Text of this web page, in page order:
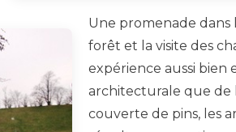
Une promenade dans
forêt et la visite des
expérience aussi bien
architecturale que de
couverte de pins, les